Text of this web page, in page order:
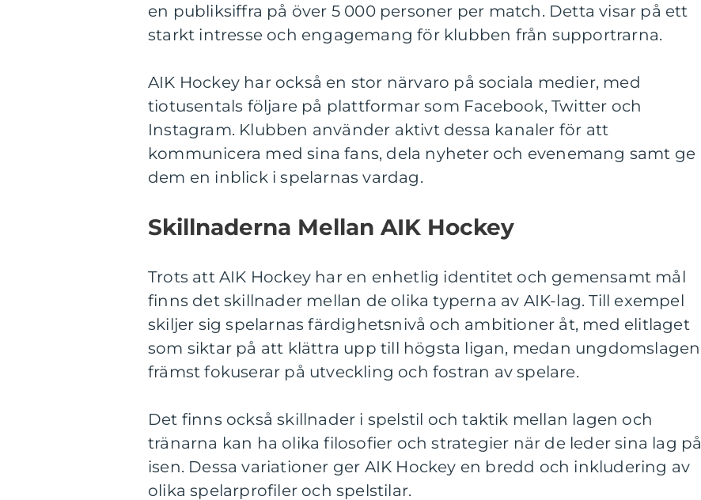
en publiksiffra på över 5 000 personer per match. Detta visar på ett
starkt intresse och engagemang för klubben från supportrarna.
AIK Hockey har också en stor närvaro på sociala medier, med
tiotusentals följare på plattformar som Facebook, Twitter och
Instagram. Klubben använder aktivt dessa kanaler för att
kommunicera med sina fans, dela nyheter och evenemang samt ge
dem en inblick i spelarnas vardag.
Skillnaderna Mellan AIK Hockey
Trots att AIK Hockey har en enhetlig identitet och gemensamt mål
finns det skillnader mellan de olika typerna av AIK-lag. Till exempel
skiljer sig spelarnas färdighetsnivå och ambitioner åt, med elitlaget
som siktar på att klättra upp till högsta ligan, medan ungdomslagen
främst fokuserar på utveckling och fostran av spelare.
Det finns också skillnader i spelstil och taktik mellan lagen och
tränarna kan ha olika filosofier och strategier när de leder sina lag på
isen. Dessa variationer ger AIK Hockey en bredd och inkludering av
olika spelarprofiler och spelstilar.